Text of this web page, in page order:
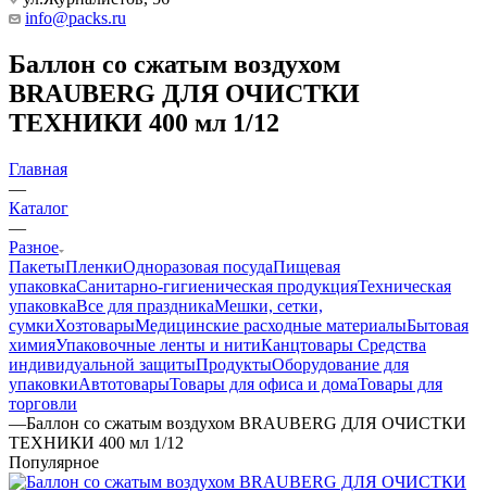
info@packs.ru
Баллон со сжатым воздухом
BRAUBERG ДЛЯ ОЧИСТКИ
ТЕХНИКИ 400 мл 1/12
Главная
—
Каталог
—
Разное
ПакетыПленкиОдноразовая посудаПищевая
упаковкаСанитарно-гигиеническая продукцияТехническая
упаковкаВсе для праздникаМешки, сетки,
сумкиХозтоварыМедицинские расходные материалыБытовая
химияУпаковочные ленты и нитиКанцтовары Средства
индивидуальной защитыПродуктыОборудование для
упаковкиАвтотоварыТовары для офиса и домаТовары для
торговли
—Баллон со сжатым воздухом BRAUBERG ДЛЯ ОЧИСТКИ
ТЕХНИКИ 400 мл 1/12
Популярное